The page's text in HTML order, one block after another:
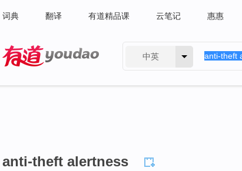
词典 翻译 有道精品课 云笔记 惠惠
中英
anti-theft alertness